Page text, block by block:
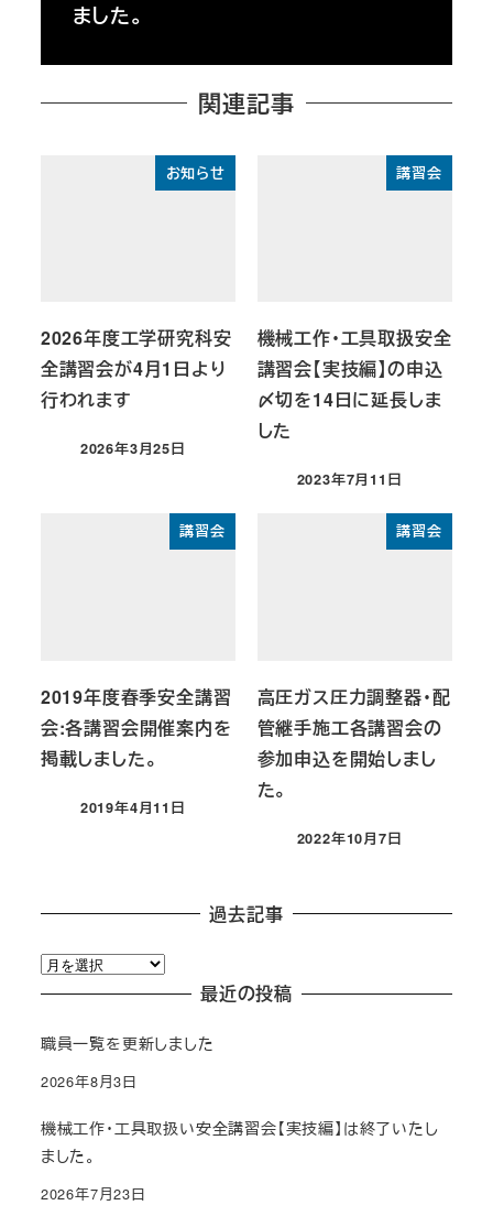
ました。
関連記事
お知らせ
2026年度工学研究科安
全講習会が4月1日より
行われます
投稿日
2026年3月25日
講習会
機械工作・工具取扱安全
講習会【実技編】の申込
〆切を14日に延長しま
した
投稿日
2023年7月11日
講習会
2019年度春季安全講習
会:各講習会開催案内を
掲載しました。
投稿日
2019年4月11日
講習会
高圧ガス圧力調整器・配
管継手施工各講習会の
参加申込を開始しまし
た。
投稿日
2022年10月7日
過去記事
過
去
事
最近の投稿
職員一覧を更新しました
2026年8月3日
機械工作・工具取扱い安全講習会【実技編】は終了いたし
ました。
2026年7月23日